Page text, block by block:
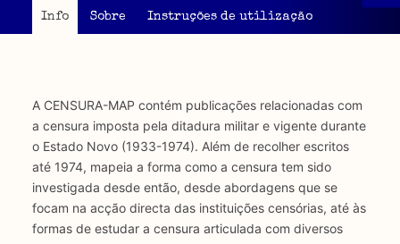
Info Sobre Instruções de utilização
A CENSURA-MAP contém publicações relacionadas com
a censura imposta pela ditadura militar e vigente durante
o Estado Novo (1933-1974). Além de recolher escritos
até 1974, mapeia a forma como a censura tem sido
investigada desde então, desde abordagens que se
focam na acção directa das instituições censórias, até às
formas de estudar a censura articulada com diversos